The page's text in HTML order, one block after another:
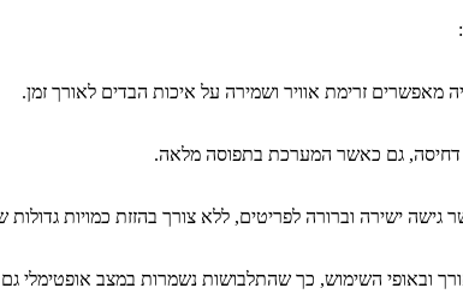
מאפשרים זרימת אוויר ושמירה על איכות הבדים לאורך זמן.
דחיסה, גם כאשר המערכת בתפוסה מלאה.
ישירה וברורה לפריטים, ללא צורך בהזזת כמויות גדולות
ובאופי השימוש, כך שהתלבושות נשמרות במצב אופטימלי